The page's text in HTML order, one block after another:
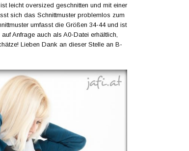
leicht oversized geschnitten und mit einer
sich das Schnittmuster problemlos zum
umfasst die Größen 34-44 und ist
Anfrage auch als A0-Datei erhältlich,
Lieben Dank an dieser Stelle an B-